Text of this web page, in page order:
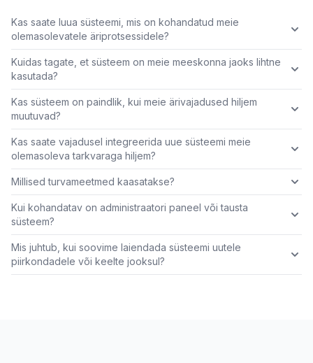
Kas saate luua süsteemi, mis on kohandatud meie
olemasolevatele äriprotsessidele?
Kuidas tagate, et süsteem on meie meeskonna jaoks lihtne
kasutada?
Kas süsteem on paindlik, kui meie ärivajadused hiljem
muutuvad?
Kas saate vajadusel integreerida uue süsteemi meie
olemasoleva tarkvaraga hiljem?
Millised turvameetmed kaasatakse?
Kui kohandatav on administraatori paneel või tausta
süsteem?
Mis juhtub, kui soovime laiendada süsteemi uutele
piirkondadele või keelte jooksul?